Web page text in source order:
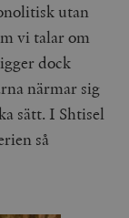
utan
vi talar om
dock
närmar sig
sätt. I Shtisel
så